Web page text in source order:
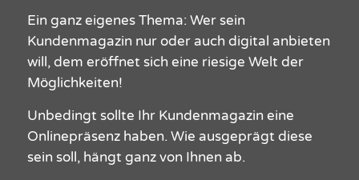
Ein ganz eigenes Thema: Wer sein
Kundenmagazin nur oder auch digital anbieten
will, dem eröffnet sich eine riesige Welt der
Möglichkeiten!
Unbedingt sollte Ihr Kundenmagazin eine
Onlinepräsenz haben. Wie ausgeprägt diese
sein soll, hängt ganz von Ihnen ab.